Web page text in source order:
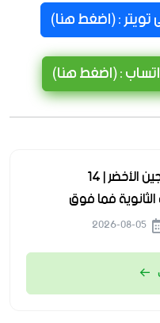
: (اضغط هنا)
: (اضغط هنا)
شركة نيوم للهيدروجين الأخضر | 14
فما فوق